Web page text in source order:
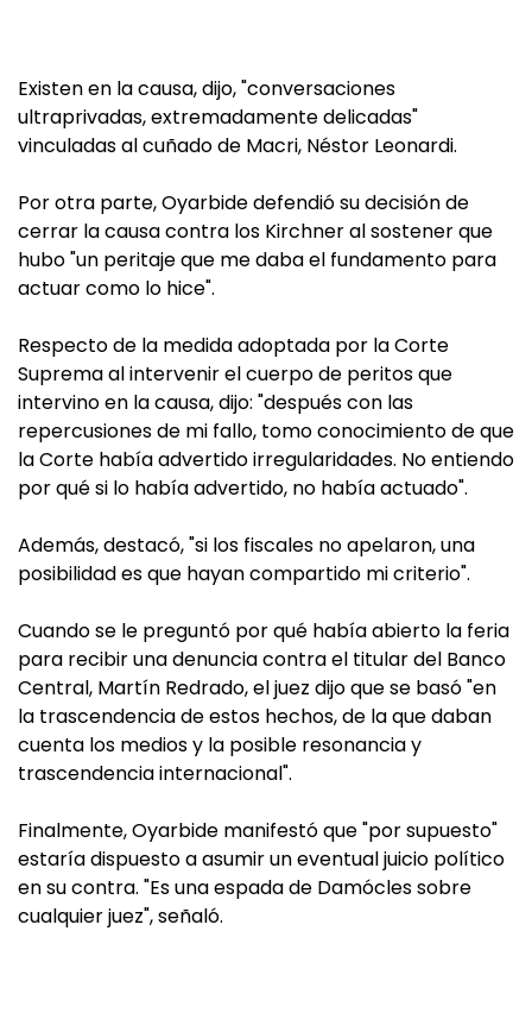
Existen en la causa, dijo, "conversaciones
ultraprivadas, extremadamente delicadas"
vinculadas al cuñado de Macri, Néstor Leonardi.
Por otra parte, Oyarbide defendió su decisión de
cerrar la causa contra los Kirchner al sostener que
hubo "un peritaje que me daba el fundamento para
actuar como lo hice".
Respecto de la medida adoptada por la Corte
Suprema al intervenir el cuerpo de peritos que
intervino en la causa, dijo: "después con las
repercusiones de mi fallo, tomo conocimiento de que
la Corte había advertido irregularidades. No entiendo
por qué si lo había advertido, no había actuado".
Además, destacó, "si los fiscales no apelaron, una
posibilidad es que hayan compartido mi criterio".
Cuando se le preguntó por qué había abierto la feria
para recibir una denuncia contra el titular del Banco
Central, Martín Redrado, el juez dijo que se basó "en
la trascendencia de estos hechos, de la que daban
cuenta los medios y la posible resonancia y
trascendencia internacional".
Finalmente, Oyarbide manifestó que "por supuesto"
estaría dispuesto a asumir un eventual juicio político
en su contra. "Es una espada de Damócles sobre
cualquier juez", señaló.